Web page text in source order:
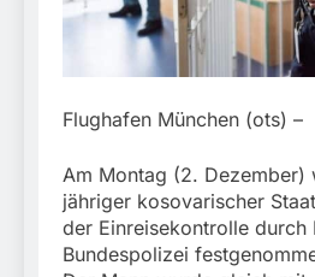
führt zur
und
Grenze
3. August
Flughafen München (ots) –
Am Montag (2. Dezember)
jähriger kosovarischer
der Einreisekontrolle durch
Bundespolizei